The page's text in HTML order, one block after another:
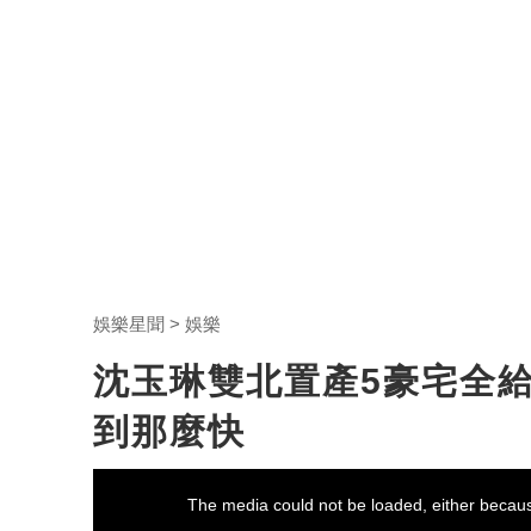
娛樂星聞 娛樂
沈玉琳雙北置產5豪宅全
到那麼快
The media could not be loaded, either